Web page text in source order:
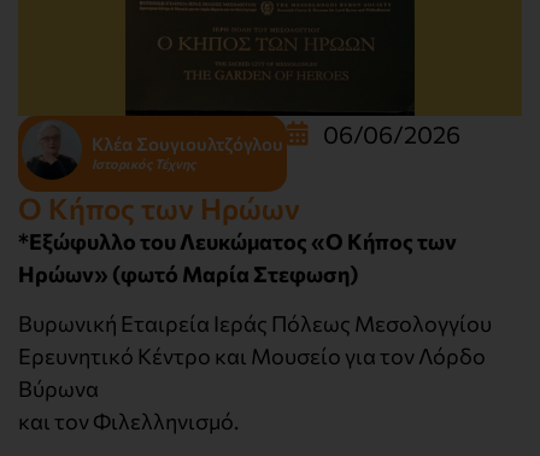
Κλέα Σουγιουλτζόγλου
Ιστορικός Τέχνης
06/06/2026
Ο Κήπος των Ηρώων
*Εξώφυλλο του Λευκώματος «Ο Κήπος των
Ηρώων» (φωτό Μαρία Στεφωση)
Βυρωνική Εταιρεία Ιεράς Πόλεως Μεσολογγίου
Ερευνητικό Κέντρο και Μουσείο για τον Λόρδο
Βύρωνα
και τον Φιλελληνισμό.